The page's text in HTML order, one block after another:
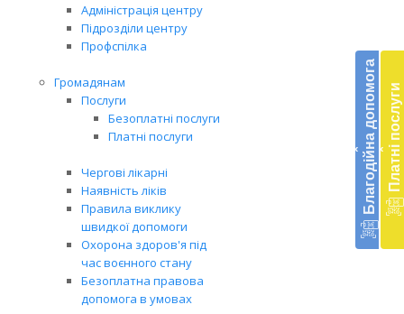
Адміністрація центру
Підрозділи центру
Профспілка
Громадянам
Послуги
Безоплатні послуги
Платні послуги
Чергові лікарні
Наявність ліків
Правила виклику
швидкої допомоги
Охорона здоров'я під
час воєнного стану
Безоплатна правова
допомога в умовах
‹ Благодійна допомога ‹ Платні послуги